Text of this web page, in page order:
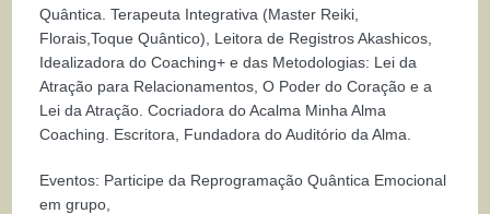
Quântica. Terapeuta Integrativa (Master Reiki,
Florais,Toque Quântico), Leitora de Registros Akashicos,
Idealizadora do Coaching+ e das Metodologias: Lei da
Atração para Relacionamentos, O Poder do Coração e a
Lei da Atração. Co­criadora do Acalma Minha Alma
Coaching. Escritora, Fundadora do Auditório da Alma.
Eventos: Participe da Reprogramação Quântica Emocional
em grupo,